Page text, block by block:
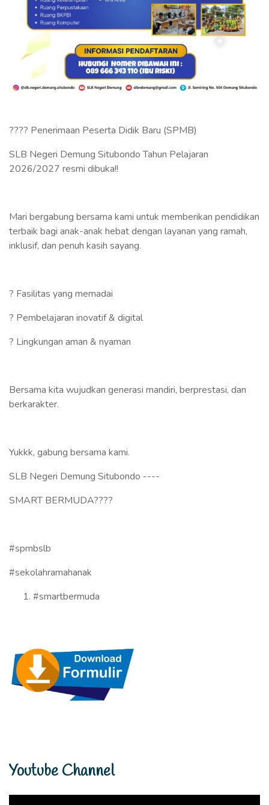
???? Penerimaan Peserta Didik Baru (SPMB)
SLB Negeri Demung Situbondo Tahun Pelajaran
2026/2027 resmi dibuka!!
Mari bergabung bersama kami untuk memberikan pendidikan
terbaik bagi anak-anak hebat dengan layanan yang ramah,
inklusif, dan penuh kasih sayang.
? Fasilitas yang memadai
? Pembelajaran inovatif & digital
? Lingkungan aman & nyaman
Bersama kita wujudkan generasi mandiri, berprestasi, dan
berkarakter.
Yukkk, gabung bersama kami.
SLB Negeri Demung Situbondo ----
SMART BERMUDA????
#spmbslb
#sekolahramahanak
#smartbermuda
Youtube Channel